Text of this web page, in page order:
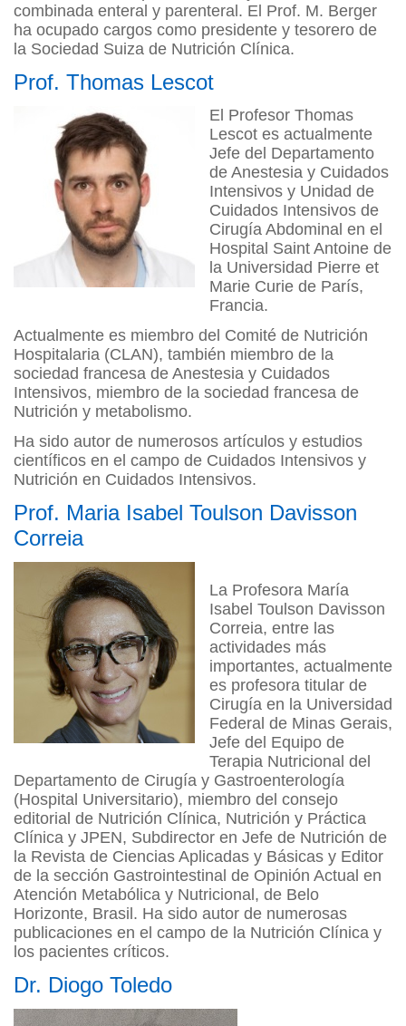
combinada enteral y parenteral. El Prof. M. Berger
ha ocupado cargos como presidente y tesorero de
la Sociedad Suiza de Nutrición Clínica.
Prof. Thomas Lescot
El Profesor Thomas
Lescot es actualmente
Jefe del Departamento
de Anestesia y Cuidados
Intensivos y Unidad de
Cuidados Intensivos de
Cirugía Abdominal en el
Hospital Saint Antoine de
la Universidad Pierre et
Marie Curie de París,
Francia.
Actualmente es miembro del Comité de Nutrición
Hospitalaria (CLAN), también miembro de la
sociedad francesa de Anestesia y Cuidados
Intensivos, miembro de la sociedad francesa de
Nutrición y metabolismo.
Ha sido autor de numerosos artículos y estudios
científicos en el campo de Cuidados Intensivos y
Nutrición en Cuidados Intensivos.
Prof. Maria Isabel Toulson Davisson
Correia
La Profesora María
Isabel Toulson Davisson
Correia, entre las
actividades más
importantes, actualmente
es profesora titular de
Cirugía en la Universidad
Federal de Minas Gerais,
Jefe del Equipo de
Terapia Nutricional del
Departamento de Cirugía y Gastroenterología
(Hospital Universitario), miembro del consejo
editorial de Nutrición Clínica, Nutrición y Práctica
Clínica y JPEN, Subdirector en Jefe de Nutrición de
la Revista de Ciencias Aplicadas y Básicas y Editor
de la sección Gastrointestinal de Opinión Actual en
Atención Metabólica y Nutricional, de Belo
Horizonte, Brasil. Ha sido autor de numerosas
publicaciones en el campo de la Nutrición Clínica y
los pacientes críticos.
Dr. Diogo Toledo